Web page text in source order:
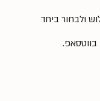
ולבחור ביחד
בווטסאפ.